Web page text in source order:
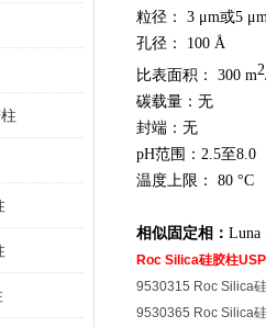
粒径：
3 μm或5
孔径：
100 Å
比表面积：
300 m2
碳载量：无
封端：无
pH范围： 2.5至8.0
温度上限：
80 °C
相似固定相： Luna
Roc Silica硅胶柱
9530315 Roc Silica
9530365 Roc Silica